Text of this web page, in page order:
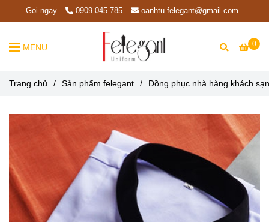
Gọi ngay 0909 045 785 oanhtu.felegant@gmail.com
0
MENU
Trang chủ / Sản phẩm felegant / Đồng phục nhà hàng khách sạn